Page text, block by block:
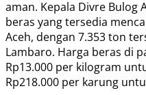
aman. Kepala Divre Bulog
beras yang tersedia
Aceh, dengan 7.353 ton
Lambaro. Harga beras di
Rp13.000 per kilogram
Rp218.000 per karung